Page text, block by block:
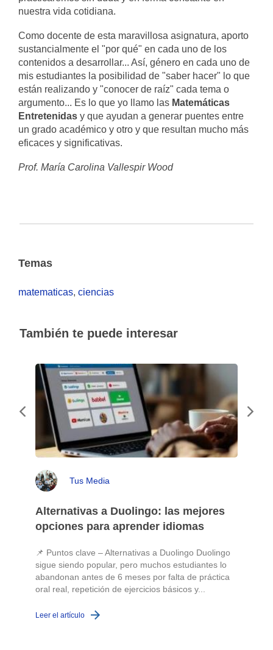
nuestra vida cotidiana.
Como docente de esta maravillosa asignatura, aporto
sustancialmente el "por qué" en cada uno de los
contenidos a desarrollar... Así, género en cada uno de
mis estudiantes la posibilidad de "saber hacer" lo que
están realizando y "conocer de raíz" cada tema o
argumento... Es lo que yo llamo las Matemáticas
Entretenidas y que ayudan a generar puentes entre
un grado académico y otro y que resultan mucho más
eficaces y significativas.
Prof. María Carolina Vallespir Wood
Temas
matematicas, ciencias
También te puede interesar
Tus Media
Alternativas a Duolingo: las mejores
opciones para aprender idiomas
📌 Puntos clave – Alternativas a Duolingo Duolingo
sigue siendo popular, pero muchos estudiantes lo
abandonan antes de 6 meses por falta de práctica
oral real, repetición de ejercicios básicos y...
Leer el artículo